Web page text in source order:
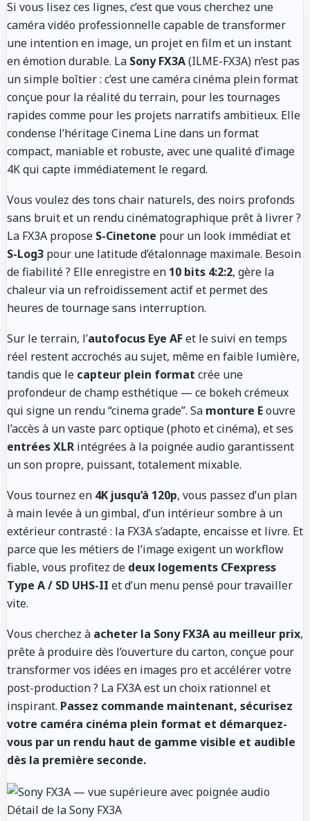
Si vous lisez ces lignes, c’est que vous cherchez une
caméra vidéo professionnelle capable de transformer
une intention en image, un projet en film et un instant
en émotion durable. La Sony FX3A(ILME-FX3A) n’est pas
un simple boîtier : c’est une caméra cinéma plein format
conçue pour la réalité du terrain, pour les tournages
rapides comme pour les projets narratifs ambitieux. Elle
condense l’héritage Cinema Line dans un format
compact, maniable et robuste, avec une qualité d’image
4K qui capte immédiatement le regard.
Vous voulez des tons chair naturels, des noirs profonds
sans bruit et un rendu cinématographique prêt à livrer ?
La FX3A propose S-Cinetone pour un look immédiat et
S-Log3 pour une latitude d’étalonnage maximale. Besoin
de fiabilité ? Elle enregistre en 10 bits 4:2:2, gère la
chaleur via un refroidissement actif et permet des
heures de tournage sans interruption.
Sur le terrain, l’autofocus Eye AFet le suivi en temps
réel restent accrochés au sujet, même en faible lumière,
tandis que le capteur plein format crée une
profondeur de champ esthétique — ce bokeh crémeux
qui signe un rendu “cinema grade”. Sa monture Eouvre
l’accès à un vaste parc optique (photo et cinéma), et ses
entrées XLR intégrées à la poignée audio garantissent
un son propre, puissant, totalement mixable.
Vous tournez en 4K jusqu’à 120p, vous passez d’un plan
à main levée à un gimbal, d’un intérieur sombre à un
extérieur contrasté : la FX3A s’adapte, encaisse et livre. Et
parce que les métiers de l’image exigent un workflow
fiable, vous profitez de deux logements CFexpress
Type A / SD UHS-II et d’un menu pensé pour travailler
vite.
Vous cherchez à acheter la Sony FX3A au meilleur prix,
prête à produire dès l’ouverture du carton, conçue pour
transformer vos idées en images pro et accélérer votre
post-production ? La FX3A est un choix rationnel et
inspirant. Passez commande maintenant, sécurisez
votre caméra cinéma plein format et démarquez-
vous par un rendu haut de gamme visible et audible
dès la première seconde.
Détail de la Sony FX3A